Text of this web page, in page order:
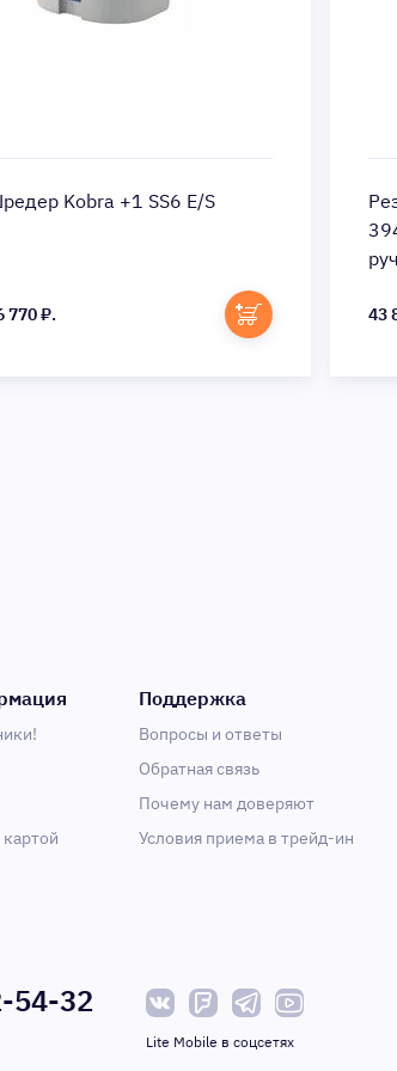
Kobra +1 SS6 E/S
770 ₽. 43
Поддержка
Вопросы и ответы
Обратная связь
Почему нам доверяют
Условия приема в трейд-ин
54-32
Lite Mobile в соцсетях